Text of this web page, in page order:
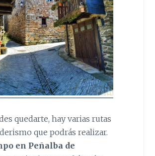
quedarte, hay varias rutas
que podrás realizar.
en Peñalba de